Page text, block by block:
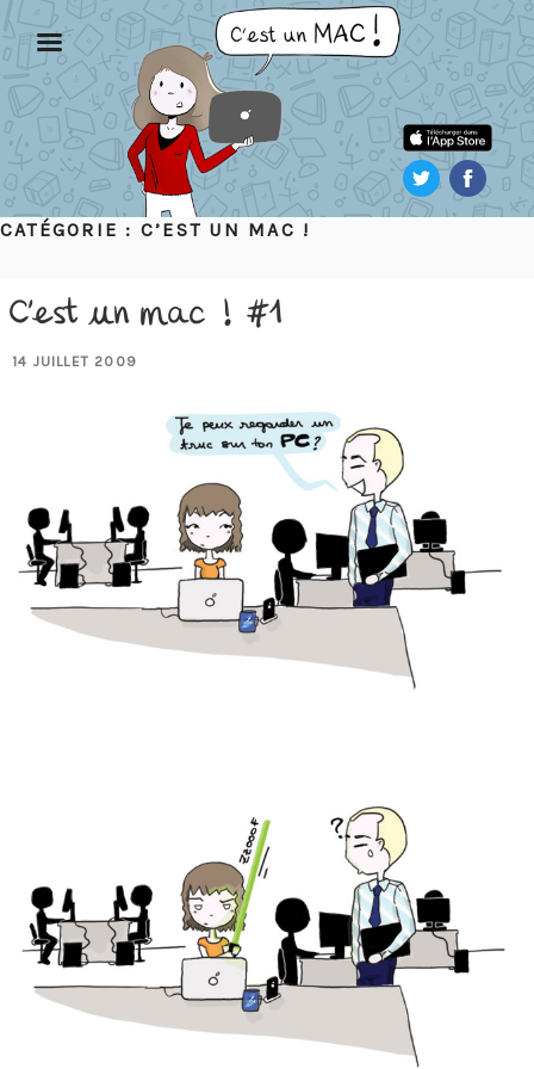
Aller
au
contenu
principal
CATÉGORIE : C’EST UN MAC !
C’est un mac ! #1
PUBLIÉ
14 JUILLET 2009